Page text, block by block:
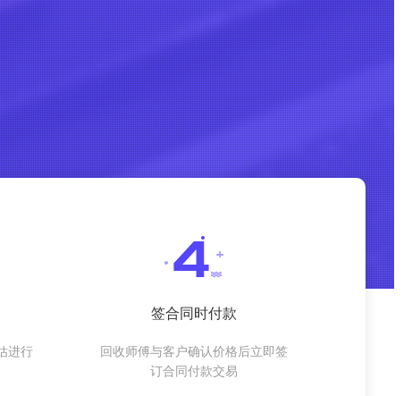
进行
签合同时付款
回收师傅与客户确认价格后立即签
订合同付款交易